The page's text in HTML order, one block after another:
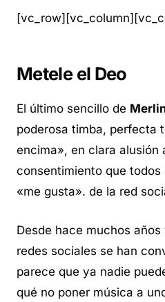
Metele el Deo
El último sencillo de
poderosa timba, perfecta
encima», en clara alusión
consentimiento que
«me gusta». de la red
Desde hace muchos
redes sociales se han
parece que ya nadie
qué no poner música a